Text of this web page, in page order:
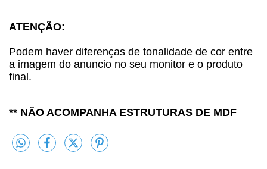
ATENÇÃO:
Podem haver diferenças de tonalidade de cor entre
a imagem do anuncio no seu monitor e o produto
final.
** NÃO ACOMPANHA ESTRUTURAS DE MDF